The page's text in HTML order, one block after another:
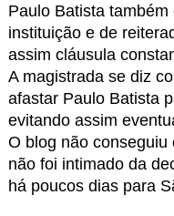
Paulo Batista
instituição e de
assim cláusula
A magistrada se diz
afastar Paulo Batista
evitando assim
O blog não
não foi intimado da
há poucos dias para